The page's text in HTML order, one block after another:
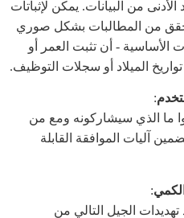
من البيانات. يمكن لإثباتات
من المطالبات بشكل صوري
- أن تثبت العمر أو
الميلاد أو سجلات التوظيف.
:
ما الذي سيشاركونه ومع من
آليات الموافقة القابلة
:
الجيل التالي من